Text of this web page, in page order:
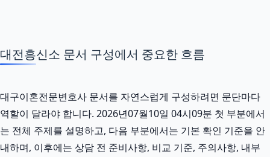
대전흥신소 문서 구성에서 중요한 흐름
대구이혼전문변호사 문서를 자연스럽게 구성하려면 문단마다
역할이 달라야 합니다. 2026년07월10일 04시09분 첫 부분에서
는 전체 주제를 설명하고, 다음 부분에서는 기본 확인 기준을 안
내하며, 이후에는 상담 전 준비사항, 비교 기준, 주의사항, 내부